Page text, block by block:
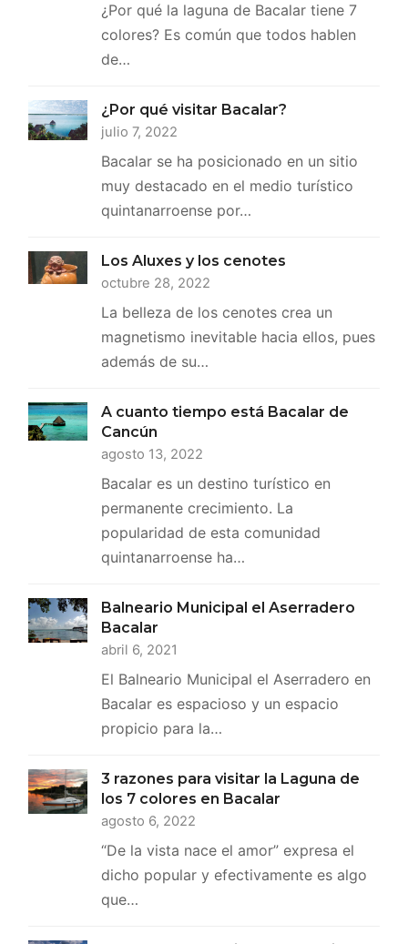
¿Por qué la laguna de Bacalar tiene 7
colores? Es común que todos hablen
de…
¿Por qué visitar Bacalar?
julio 7, 2022
Bacalar se ha posicionado en un sitio
muy destacado en el medio turístico
quintanarroense por…
Los Aluxes y los cenotes
octubre 28, 2022
La belleza de los cenotes crea un
magnetismo inevitable hacia ellos, pues
además de su…
A cuanto tiempo está Bacalar de
Cancún
agosto 13, 2022
Bacalar es un destino turístico en
permanente crecimiento. La
popularidad de esta comunidad
quintanarroense ha…
Balneario Municipal el Aserradero
Bacalar
abril 6, 2021
El Balneario Municipal el Aserradero en
Bacalar es espacioso y un espacio
propicio para la…
3 razones para visitar la Laguna de
los 7 colores en Bacalar
agosto 6, 2022
“De la vista nace el amor” expresa el
dicho popular y efectivamente es algo
que…